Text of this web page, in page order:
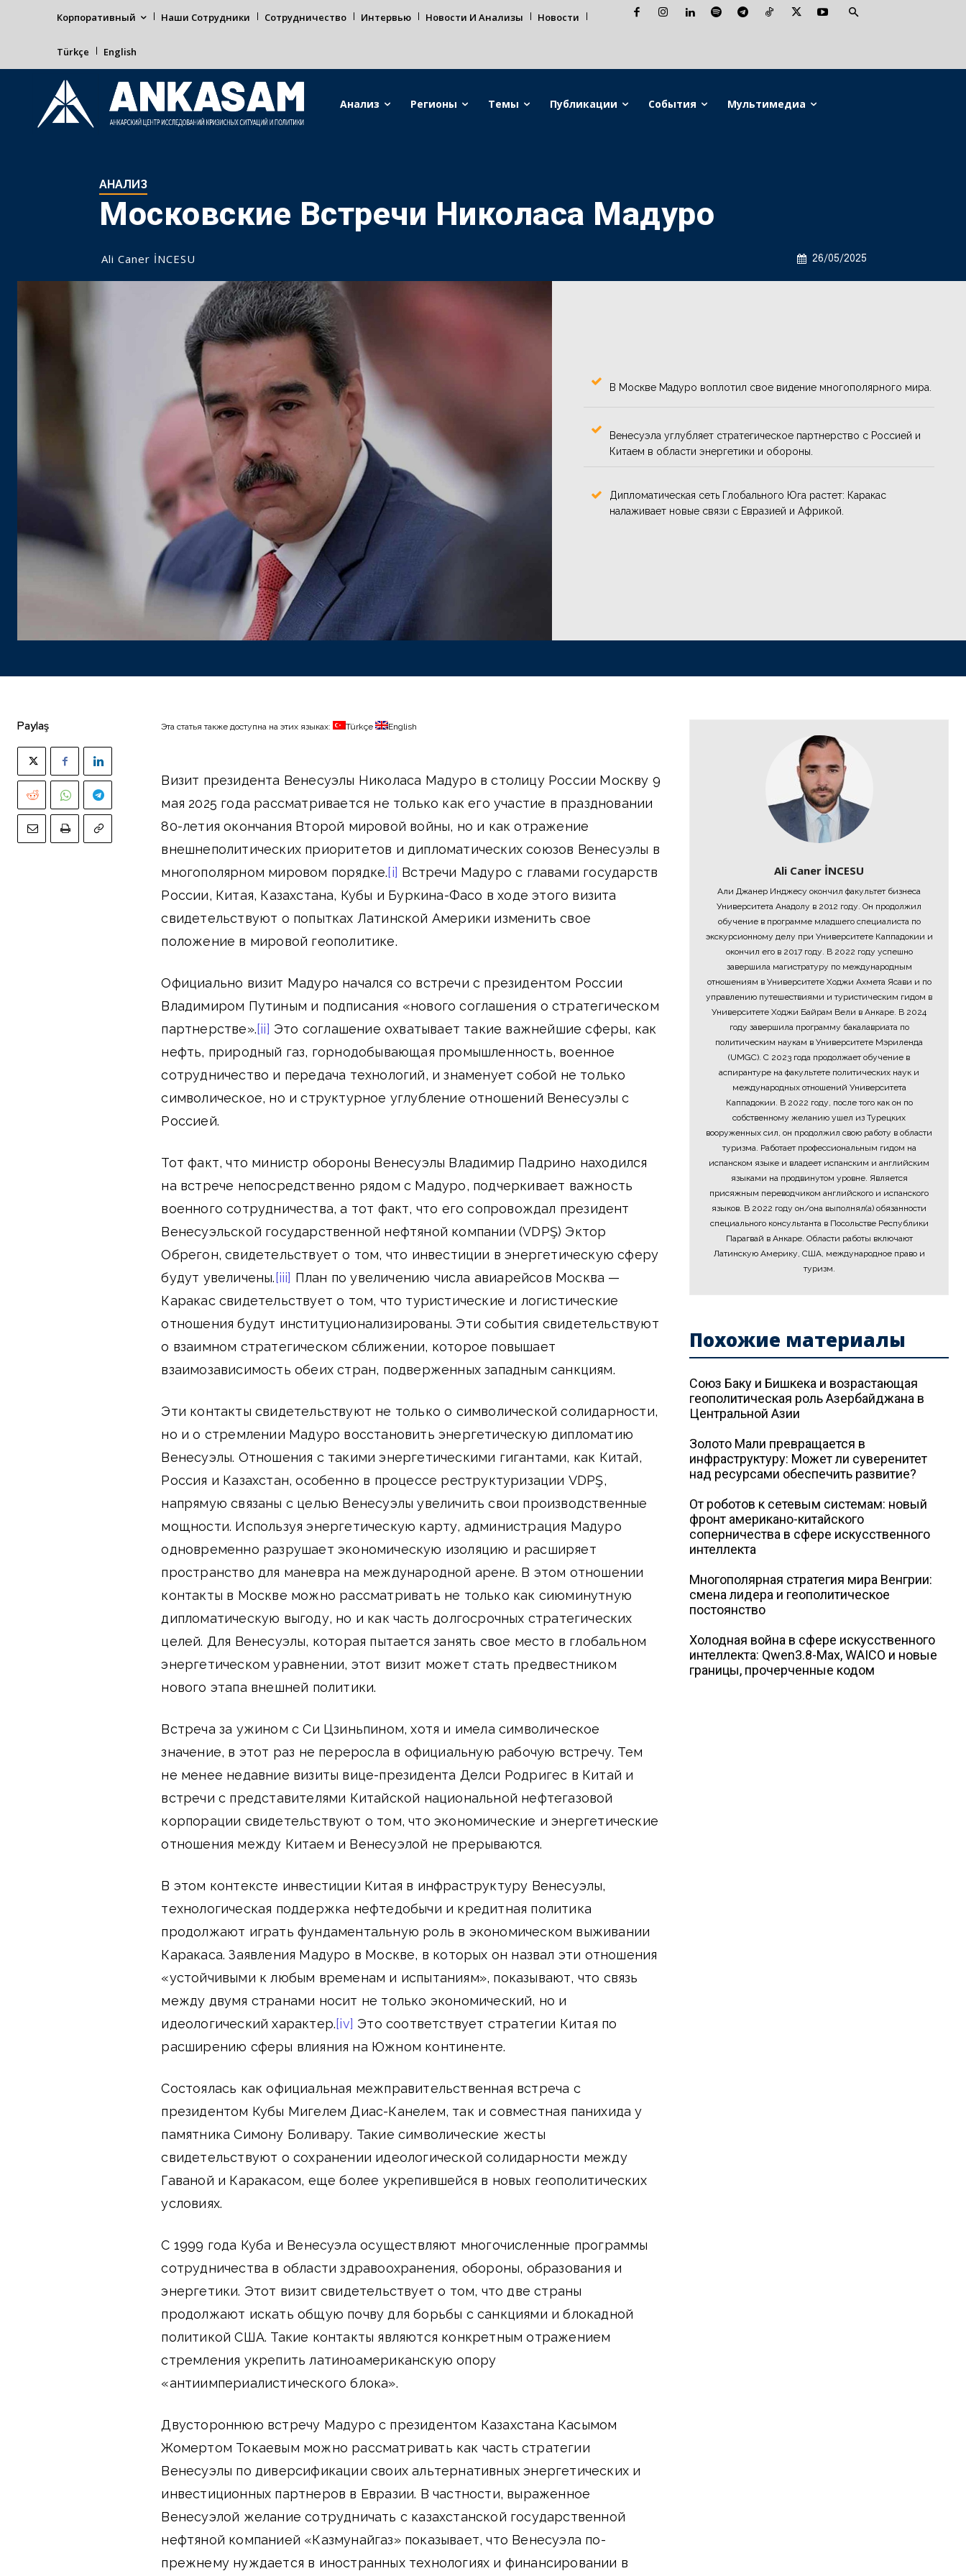
Корпоративный Наши Сотрудники Сотрудничество Интервью Новости И Анализы Новости
Türkçe English
Анализ Регионы Темы Публикации События Мультимедиа
АНАЛИЗ
Московские Встречи Николаса Мадуро
26/05/2025
Ali Caner İNCESU
В Москве Мадуро воплотил свое видение многополярного мира.
Венесуэла углубляет стратегическое партнерство с Россией и
Китаем в области энергетики и обороны.
Дипломатическая сеть Глобального Юга растет: Каракас
налаживает новые связи с Евразией и Африкой.
Paylaş Эта статья также доступна на этих языках: Türkçe English
Визит президента Венесуэлы Николаса Мадуро в столицу России Москву 9
мая 2025 года рассматривается не только как его участие в праздновании
80-летия окончания Второй мировой войны, но и как отражение
внешнеполитических приоритетов и дипломатических союзов Венесуэлы в
многополярном мировом порядке.[i] Встречи Мадуро с главами государств
России, Китая, Казахстана, Кубы и Буркина-Фасо в ходе этого визита
свидетельствуют о попытках Латинской Америки изменить свое
положение в мировой геополитике.
Официально визит Мадуро начался со встречи с президентом России
Владимиром Путиным и подписания «нового соглашения о стратегическом
партнерстве».[ii] Это соглашение охватывает такие важнейшие сферы, как
нефть, природный газ, горнодобывающая промышленность, военное
сотрудничество и передача технологий, и знаменует собой не только
символическое, но и структурное углубление отношений Венесуэлы с
Россией.
Тот факт, что министр обороны Венесуэлы Владимир Падрино находился
на встрече непосредственно рядом с Мадуро, подчеркивает важность
военного сотрудничества, а тот факт, что его сопровождал президент
Венесуэльской государственной нефтяной компании (VDPŞ) Эктор
Обрегон, свидетельствует о том, что инвестиции в энергетическую сферу
будут увеличены. [iii] План по увеличению числа авиарейсов Москва —
Каракас свидетельствует о том, что туристические и логистические
отношения будут институционализированы. Эти события свидетельствуют
о взаимном стратегическом сближении, которое повышает
взаимозависимость обеих стран, подверженных западным санкциям.
Эти контакты свидетельствуют не только о символической солидарности,
но и о стремлении Мадуро восстановить энергетическую дипломатию
Венесуэлы. Отношения с такими энергетическими гигантами, как Китай,
Россия и Казахстан, особенно в процессе реструктуризации VDPŞ,
напрямую связаны с целью Венесуэлы увеличить свои производственные
мощности. Используя энергетическую карту, администрация Мадуро
одновременно разрушает экономическую изоляцию и расширяет
пространство для маневра на международной арене. В этом отношении
контакты в Москве можно рассматривать не только как сиюминутную
дипломатическую выгоду, но и как часть долгосрочных стратегических
целей. Для Венесуэлы, которая пытается занять свое место в глобальном
энергетическом уравнении, этот визит может стать предвестником
нового этапа внешней политики.
Встреча за ужином с Си Цзиньпином, хотя и имела символическое
значение, в этот раз не переросла в официальную рабочую встречу. Тем
не менее недавние визиты вице-президента Делси Родригес в Китай и
встречи с представителями Китайской национальной нефтегазовой
корпорации свидетельствуют о том, что экономические и энергетические
отношения между Китаем и Венесуэлой не прерываются.
В этом контексте инвестиции Китая в инфраструктуру Венесуэлы,
технологическая поддержка нефтедобычи и кредитная политика
продолжают играть фундаментальную роль в экономическом выживании
Каракаса. Заявления Мадуро в Москве, в которых он назвал эти отношения
«устойчивыми к любым временам и испытаниям», показывают, что связь
между двумя странами носит не только экономический, но и
идеологический характер.[iv] Это соответствует стратегии Китая по
расширению сферы влияния на Южном континенте.
Состоялась как официальная межправительственная встреча с
президентом Кубы Мигелем Диас-Канелем, так и совместная панихида у
памятника Симону Боливару. Такие символические жесты
свидетельствуют о сохранении идеологической солидарности между
Гаваной и Каракасом, еще более укрепившейся в новых геополитических
условиях.
С 1999 года Куба и Венесуэла осуществляют многочисленные программы
сотрудничества в области здравоохранения, обороны, образования и
энергетики. Этот визит свидетельствует о том, что две страны
продолжают искать общую почву для борьбы с санкциями и блокадной
политикой США. Такие контакты являются конкретным отражением
стремления укрепить латиноамериканскую опору
«антиимпериалистического блока».
Двустороннюю встречу Мадуро с президентом Казахстана Касымом
Жомертом Токаевым можно рассматривать как часть стратегии
Венесуэлы по диверсификации своих альтернативных энергетических и
инвестиционных партнеров в Евразии. В частности, выраженное
Венесуэлой желание сотрудничать с казахстанской государственной
нефтяной компанией «Казмунайгаз» показывает, что Венесуэла по-
прежнему нуждается в иностранных технологиях и финансировании в
Ali Caner İNCESU
Али Джанер Инджесу окончил факультет бизнеса
Университета Анадолу в 2012 году. Он продолжил
обучение в программе младшего специалиста по
экскурсионному делу при Университете Каппадокии и
окончил его в 2017 году. В 2022 году успешно
завершила магистратуру по международным
отношениям в Университете Ходжи Ахмета Ясави и по
управлению путешествиями и туристическим гидом в
Университете Ходжи Байрам Вели в Анкаре. В 2024
году завершила программу бакалавриата по
политическим наукам в Университете Мэриленда
(UMGC). С 2023 года продолжает обучение в
аспирантуре на факультете политических наук и
международных отношений Университета
Каппадокии. В 2022 году, после того как он по
собственному желанию ушел из Турецких
вооруженных сил, он продолжил свою работу в области
туризма. Работает профессиональным гидом на
испанском языке и владеет испанским и английским
языками на продвинутом уровне. Является
присяжным переводчиком английского и испанского
языков. В 2022 году он/она выполнял(а) обязанности
специального консультанта в Посольстве Республики
Парагвай в Анкаре. Области работы включают
Латинскую Америку, США, международное право и
туризм.
Похожие материалы
Союз Баку и Бишкека и возрастающая
геополитическая роль Азербайджана в
Центральной Азии
Золото Мали превращается в
инфраструктуру: Может ли суверенитет
над ресурсами обеспечить развитие?
От роботов к сетевым системам: новый
фронт американо-китайского
соперничества в сфере искусственного
интеллекта
Многополярная стратегия мира Венгрии:
смена лидера и геополитическое
постоянство
Холодная война в сфере искусственного
интеллекта: Qwen3.8-Max, WAICO и новые
границы, прочерченные кодом